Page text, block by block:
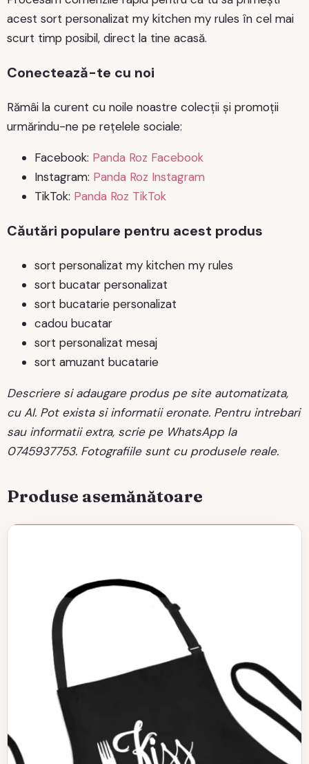
acest sort personalizat my kitchen my rules în cel mai
scurt timp posibil, direct la tine acasă.
Conectează-te cu noi
Rămâi la curent cu noile noastre colecții și promoții
urmărindu-ne pe rețelele sociale:
Facebook: Panda Roz Facebook
Instagram: Panda Roz Instagram
TikTok: Panda Roz TikTok
Căutări populare pentru acest produs
sort personalizat my kitchen my rules
sort bucatar personalizat
sort bucatarie personalizat
cadou bucatar
sort personalizat mesaj
sort amuzant bucatarie
Descriere si adaugare produs pe site automatizata,
cu AI. Pot exista si informatii eronate. Pentru intrebari
sau informatii extra, scrie pe WhatsApp la
0745937753. Fotografiile sunt cu produsele reale.
Produse asemănătoare